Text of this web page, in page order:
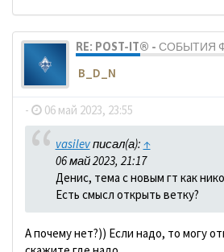
RE: POST-IT® -
B_D_N
- 06 май 2023, 23:55
vasilevписал(а): ↑
06 май 2023, 21:17
Денис, тема с новым гт как
Есть смысл открыть ветку?
А почему нет?)) Если надо, то могу